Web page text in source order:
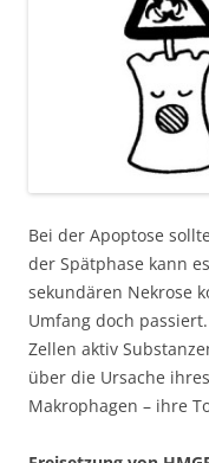
Bei der Apoptose
der Spätphase kann
sekundären Nekrose
Umfang doch
Zellen aktiv
über die Ursache
Makrophagen – ihre